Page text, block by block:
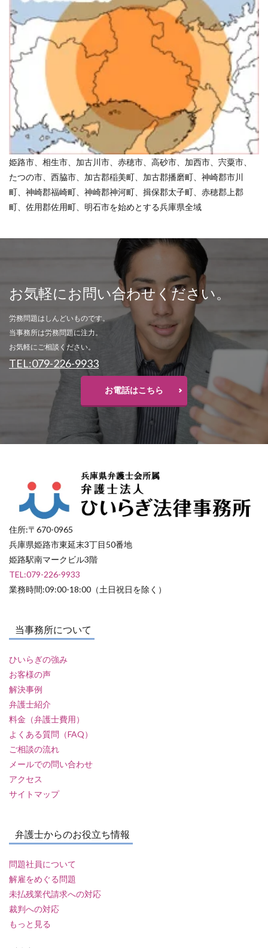
姫路市、相生市、加古川市、赤穂市、高砂市、加西市、宍粟市、
たつの市、西脇市、加古郡稲美町、加古郡播磨町、神崎郡市川
町、神崎郡福崎町、神崎郡神河町、揖保郡太子町、赤穂郡上郡
町、佐用郡佐用町、明石市を始めとする兵庫県全域
お気軽にお問い合わせください。
労務問題はしんどいものです。
当事務所は労務問題に注力。
お気軽にご相談ください。
TEL:079-226-9933
お電話はこちら
住所:〒670-0965
兵庫県姫路市東延末3丁目50番地
姫路駅南マークビル3階
TEL:079-226-9933
業務時間:09:00-18:00（土日祝日を除く）
当事務所について
ひいらぎの強み
お客様の声
解決事例
弁護士紹介
料金（弁護士費用）
よくある質問（FAQ）
ご相談の流れ
メールでの問い合わせ
アクセス
サイトマップ
弁護士からのお役立ち情報
問題社員について
解雇をめぐる問題
未払残業代請求への対応
裁判への対応
もっと見る